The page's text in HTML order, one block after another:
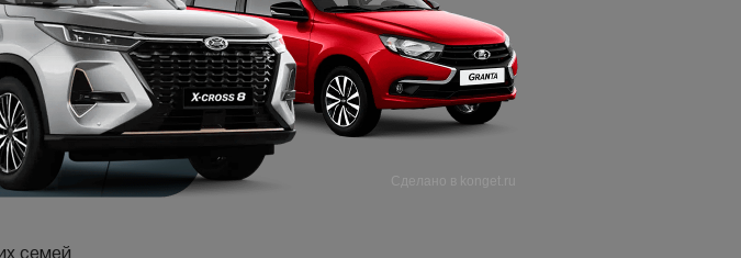
и комфортный платёж в Брайт Парке.
сeмeй